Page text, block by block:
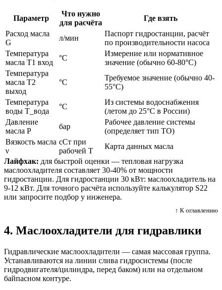
Параметр
Что нужно
для расчёта
Где взять
Расход масла
G
л/мин
Паспорт гидростанции, расчёт
по производительности насоса
Температура
масла Т1 вход
°C
Измерение или нормативное
значение (обычно 60-80°C)
Температура
масла Т2
выход
°C
Требуемое значение (обычно 40-
55°C)
Температура
воды Т_вода
°C
Из системы водоснабжения
(летом до 25°C в России)
Давление
масла Р
бар
Рабочее давление системы
(определяет тип ТО)
Вязкость масла
ν
сСт при
рабочей T
Карта данных масла
Лайфхак: для быстрой оценки — тепловая нагрузка
маслоохладителя составляет 30-40% от мощности
гидростанции. Для гидростанции 30 кВт: маслоохладитель на
9-12 кВт. Для точного расчёта используйте калькулятор S22
или запросите подбор у инженера.
↑ К оглавлению
4. Маслоохладители для гидравлики
Гидравлические маслоохладители — самая массовая группа.
Устанавливаются на линии слива гидросистемы (после
гидродвигателя/цилиндра, перед баком) или на отдельном
байпасном контуре.